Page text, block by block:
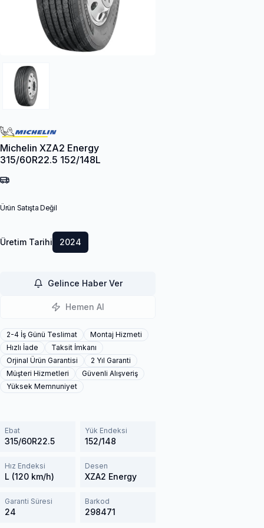
Michelin XZA2 Energy
315/60R22.5 152/148L
Ürün Satışta Değil
Üretim Tarihi 2024
Gelince Haber Ver
Hemen Al
2-4 İş Günü Teslimat
Montaj Hizmeti
Hızlı İade
Taksit İmkanı
Orjinal Ürün Garantisi
2 Yıl Garanti
Müşteri Hizmetleri
Güvenli Alışveriş
Yüksek Memnuniyet
Ebat
315/60R22.5
Yük Endeksi
152/148
Hız Endeksi
L (120 km/h)
Desen
XZA2 Energy
Garanti Süresi
24
Barkod
298471